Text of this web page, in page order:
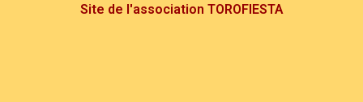
Site de l'association TOROFIESTA